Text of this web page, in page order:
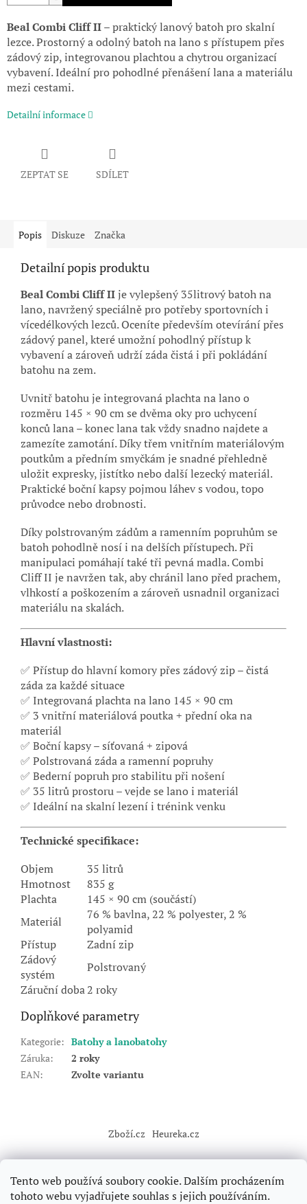
Tento web používá soubory cookie. Dalším procházením
tohoto webu vyjadřujete souhlas s jejich používáním.
Beal Combi Cliff II– praktický lanový batoh pro skalní
lezce.Prostorný a odolný batoh na lano s přístupem přes
zádový zip, integrovanou plachtou a chytrou organizací
vybavení. Ideální pro pohodlné přenášení lana a materiálu
mezi cestami.
Detailní informace
ZEPTAT SE SDÍLET
Popis Diskuze Značka
Detailní popis produktu
Beal Combi Cliff IIje vylepšený 35litrový batoh na
lano, navržený speciálně pro potřeby sportovních i
vícedélkových lezců. Oceníte především otevírání přes
zádový panel, které umožní pohodlný přístup k
vybavení a zároveň udrží záda čistá i při pokládání
batohu na zem.
Uvnitř batohu je integrovaná plachta na lano o
rozměru 145 × 90 cm se dvěma oky pro uchycení
konců lana – konec lana tak vždy snadno najdete a
zamezíte zamotání. Díky třem vnitřním materiálovým
poutkům a předním smyčkám je snadné přehledně
uložit expresky, jistítko nebo další lezecký materiál.
Praktické boční kapsy pojmou láhev s vodou, topo
průvodce nebo drobnosti.
Díky polstrovaným zádům a ramenním popruhům se
batoh pohodlně nosí i na delších přístupech. Při
manipulaci pomáhají také tři pevná madla. Combi
Cliff II je navržen tak, aby chránil lano před prachem,
vlhkostí a poškozením a zároveň usnadnil organizaci
materiálu na skalách.
Hlavní vlastnosti:
✅ Přístup do hlavní komory přes zádový zip – čistá
záda za každé situace
✅ Integrovaná plachta na lano 145 × 90 cm
✅ 3 vnitřní materiálová poutka + přední oka na
materiál
✅ Boční kapsy – síťovaná + zipová
✅ Polstrovaná záda a ramenní popruhy
✅ Bederní popruh pro stabilitu při nošení
✅ 35 litrů prostoru – vejde se lano i materiál
✅ Ideální na skalní lezení i trénink venku
Technické specifikace:
Objem
35 litrů
Hmotnost
835 g
Plachta
145 × 90 cm (součástí)
Materiál
76 % bavlna, 22 % polyester, 2 %
polyamid
Přístup
Zadní zip
Zádový
systém
Polstrovaný
Záruční doba2 roky
Doplňkové parametry
Kategorie: Batohy a lanobatohy
Záruka:
2 roky
EAN: Zvolte variantu
a
Zboží.cz Heureka.cz